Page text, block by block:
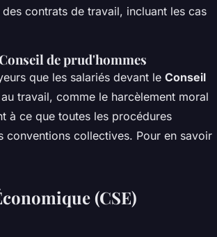
contrats de travail, incluant les cas
de prud'hommes
que les salariés devant le Conseil
travail, comme le harcèlement moral
à ce que toutes les procédures
conventions collectives. Pour en savoir
(CSE)